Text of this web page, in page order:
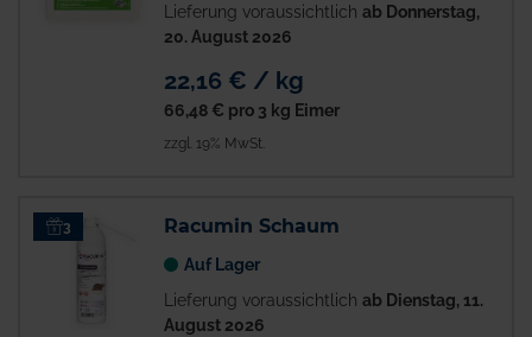
Lieferung voraussichtlich ab Donnerstag,
20. August 2026
22,16 € / kg
66,48 € pro 3 kg Eimer
zzgl. 19% MwSt.
3 Racumin Schaum
Auf Lager
Lieferung voraussichtlich ab Dienstag, 11.
August 2026